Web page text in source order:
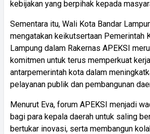
kebijakan yang berpihak kepada
Sementara itu, Wali Kota Bandar
mengatakan keikutsertaan Pemerintah
Lampung dalam Rakernas APEKSI
komitmen untuk terus memperkuat
antarpemerintah kota dalam
pelayanan publik dan pembangunan
Menurut Eva, forum APEKSI menjadi
bagi para kepala daerah untuk saling
bertukar inovasi, serta membangun